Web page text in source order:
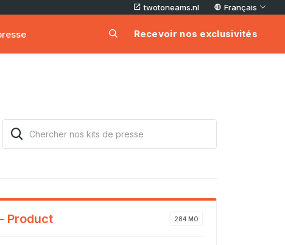
twotoneams.nl Français
Recevoir nos exclusivités
Product 284 MO